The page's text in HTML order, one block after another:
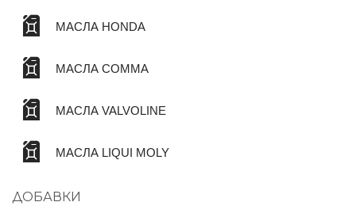
МАСЛА HONDA
МАСЛА COMMA
МАСЛА VALVOLINE
МАСЛА LIQUI MOLY
ДОБАВКИ